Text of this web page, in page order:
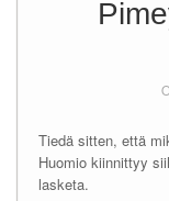
Tiedä sitten, että
Huomio kiinnittyy
lasketa.